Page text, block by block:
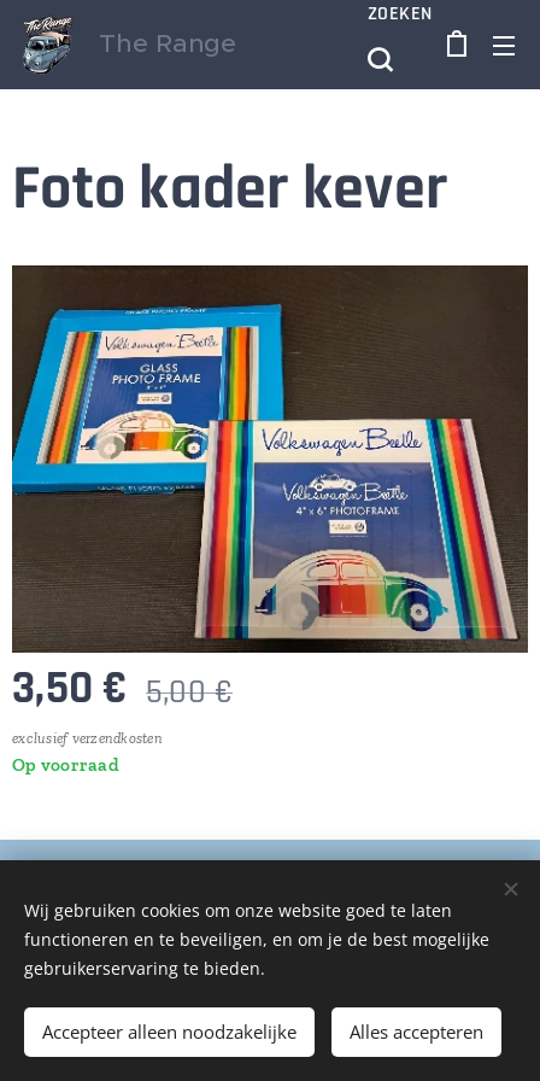
The Range
ZOEKEN
Foto kader kever
3,50€ 5,00€
exclusief verzendkosten
Op voorraad
Toevoegen aan de winkelwagen
De Auto Zorg
Cookies
Wij gebruiken cookies om onze website goed te laten
functioneren en te beveiligen, en om je de best mogelijke
gebruikerservaring te bieden.
Accepteer alleen noodzakelijke Alles accepteren